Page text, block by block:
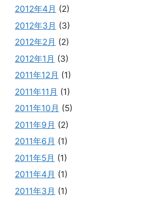
2012年4月 (2)
2012年3月 (3)
2012年2月 (2)
2012年1月 (3)
2011年12月 (1)
2011年11月 (1)
2011年10月 (5)
2011年9月 (2)
2011年6月 (1)
2011年5月 (1)
2011年4月 (1)
2011年3月 (1)